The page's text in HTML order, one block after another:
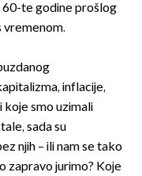
60-te godine prošlog
vremenom.
inflacije,
koje smo uzimali
sada su
njih – ili nam se tako
zapravo jurimo? Koje